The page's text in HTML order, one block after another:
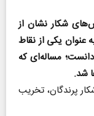
شکار نشان از
عنوان یکی از نقاط
مساله‌ای که
شد.
پرندگان، تخریب